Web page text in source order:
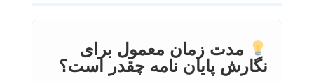
مدت زمان معمول برای
نگارش پایان نامه چقدر است؟